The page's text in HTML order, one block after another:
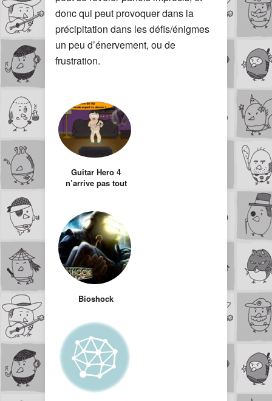
donc qui peut provoquer dans la
précipitation dans les défis/énigmes
un peu d’énervement, ou de
frustration.
Guitar Hero 4
n’arrive pas tout
Bioshock